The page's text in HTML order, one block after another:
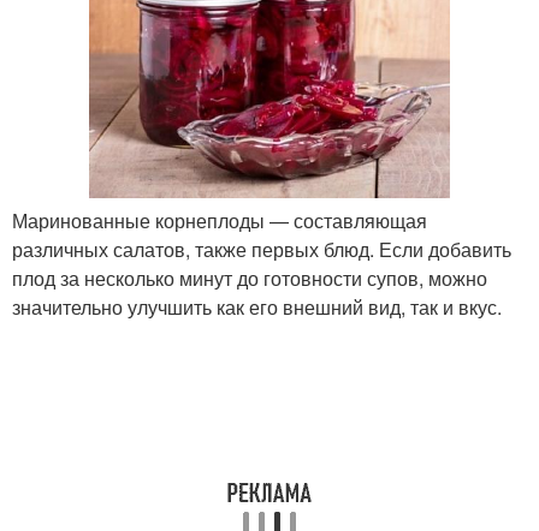
Маринованные корнеплоды — составляющая
различных салатов, также первых блюд. Если добавить
плод за несколько минут до готовности супов, можно
значительно улучшить как его внешний вид, так и вкус.